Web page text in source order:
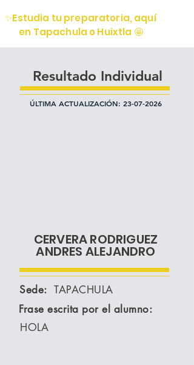
✨Estudia tu preparatoria, aquí
en Tapachula o Huixtla 🤩
Resultado Individual
ÚLTIMA ACTUALIZACIÓN: 23-07-2026
CERVERA RODRIGUEZ
ANDRES ALEJANDRO
Sede: TAPACHULA
Frase escrita por el alumno:
HOLA